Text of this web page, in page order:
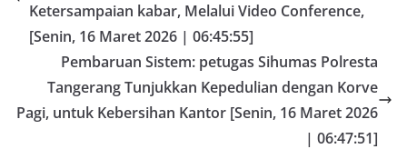
Ketersampaian kabar, Melalui Video Conference,
[Senin, 16 Maret 2026 | 06:45:55]
Pembaruan Sistem: petugas Sihumas Polresta
Tangerang Tunjukkan Kepedulian dengan Korve
Pagi, untuk Kebersihan Kantor [Senin, 16 Maret 2026
| 06:47:51]